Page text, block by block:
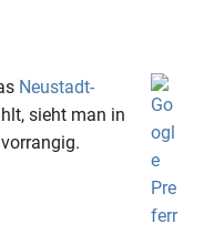
Neustadt-
sieht man in